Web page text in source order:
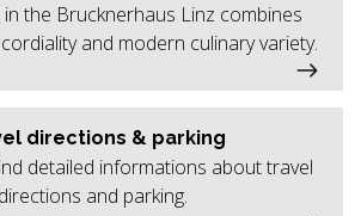
in the Brucknerhaus Linz combines
and modern culinary variety.
directions & parking
detailed informations about travel
directions and parking.